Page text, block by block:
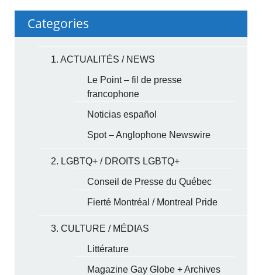
Categories
1. ACTUALITÉS / NEWS
Le Point – fil de presse
francophone
Noticias español
Spot – Anglophone Newswire
2. LGBTQ+ / DROITS LGBTQ+
Conseil de Presse du Québec
Fierté Montréal / Montreal Pride
3. CULTURE / MÉDIAS
Littérature
Magazine Gay Globe + Archives